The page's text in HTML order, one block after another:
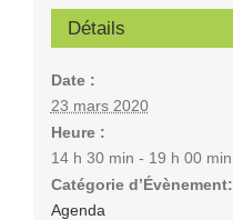
Détails
Date :
23 mars 2020
Heure :
14 h 30 min - 19 h 00 min
Catégorie d’Évènement:
Agenda